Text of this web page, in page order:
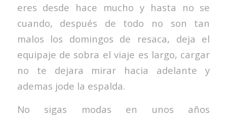
eres desde hace mucho y hasta no se
cuando, después de todo no son tan
malos los domingos de resaca, deja el
equipaje de sobra el viaje es largo, cargar
no te dejara mirar hacia adelante y
ademas jode la espalda.
No sigas modas en unos años